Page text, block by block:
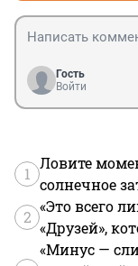
Гость
Войти
1
Ловите
солнечное
2
«Это всего
«Друзей»,
«Минус —